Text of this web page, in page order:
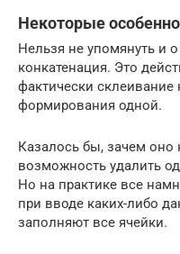
Некоторые
Нельзя не упомянуть и
конкатенация. Это
фактически склеивание
формирования одной.
Казалось бы, зачем оно
возможность удалить
Но на практике все
при вводе каких-либо
заполняют все ячейки.